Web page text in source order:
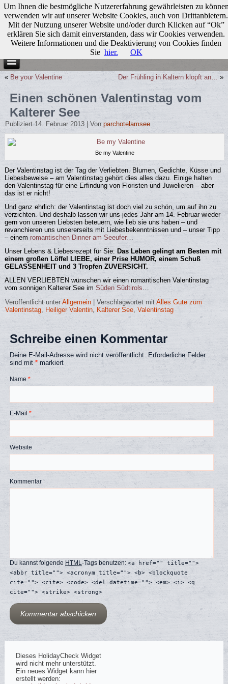
« Be your Valentine Der Frühling in Kaltern klopft an… »
Einen schönen Valentinstag vom
Kalterer See
Publiziert 14. Februar 2013 |Von parchotelamsee
Be my Valentine
Der Valentinstag ist der Tag der Verliebten. Blumen, Gedichte, Küsse und
Liebesbeweise – am Valentinstag gehört dies alles dazu. Einige halten
den Valentinstag für eine Erfindung von Floristen und Juwelieren – aber
das ist er nicht!
Und ganz ehrlich: der Valentinstag ist doch viel zu schön, um auf ihn zu
verzichten. Und deshalb lassen wir uns jedes Jahr am 14. Februar wieder
gern von unseren Liebsten beteuern, wie lieb sie uns haben – und
revanchieren uns unsererseits mit Liebesbekenntnissen und – unser Tipp
– einemromantischen Dinner am Seeufer
Unser Lebens & Liebesrezept für Sie:Das Leben gelingt am Besten mit
einem großen Löffel LIEBE, einer Prise HUMOR, einem Schuß
GELASSENHEIT und 3 Tropfen ZUVERSICHT.
ALLEN VERLIEBTEN wünschen wir einen romantischen Valentinstag
vom sonnigen Kalterer See imSüden Südtirols
Veröffentlicht unter Allgemein |Verschlagwortet mit Alles Gute zum
Valentinstag Heiliger Valentin Kalterer See ,Valentinstag
Schreibe einen Kommentar
Deine E-Mail-Adresse wird nicht veröffentlicht. Erforderliche Felder
sind mit* markiert
Name*
E-Mail*
Website
Kommentar
Du kannst folgende HTML-Tags benutzen:<a href="" title="">
<abbr title=""> <acronym title=""> <b> <blockquote
cite=""> <cite> <code> <del datetime=""> <em> <i> <q
cite=""> <strike> <strong>
Dieses HolidayCheck Widget
wird nicht mehr unterstützt.
Ein neues Widget kann hier
erstellt werden:
Um Ihnen die bestmögliche Nutzererfahrung gewährleisten zu
verwenden wir auf unserer Website Cookies, auch von Drittanbietern.
Mit der Nutzung unserer Website und/oder durch Klicken auf “Ok”
erklären Sie sich damit einverstanden, dass wir Cookies verwenden.
Weitere Informationen und die Deaktivierung von Cookies finden
Sie hier. OK